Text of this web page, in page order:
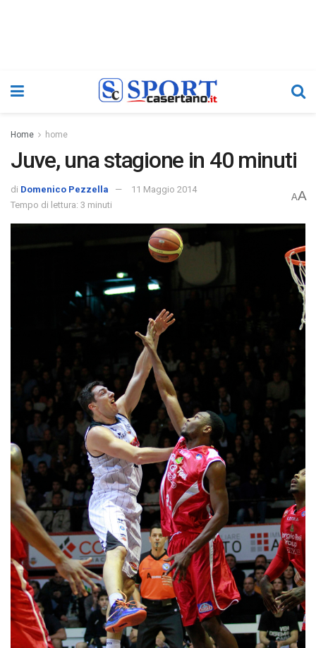
Home home
Juve, una stagione in 40 minuti
di Domenico Pezzella
11 Maggio 2014
Tempo di lettura: 3 minuti
AA